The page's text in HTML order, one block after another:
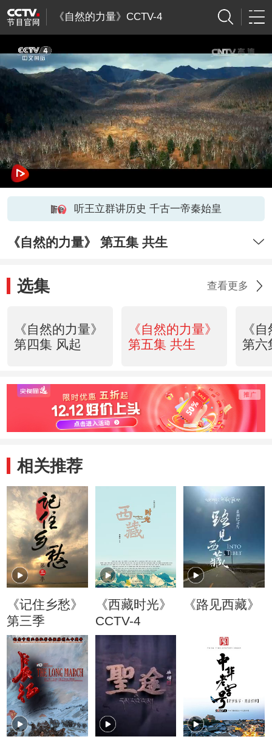
《自然的力量》CCTV-4
听王立群讲历史 千古一帝秦始皇
《自然的力量》 第五集 共生
选集 查看更多
《自然的力量》
第四集 风起
《自然的力量》
第五集 共生
《
第六
相关推荐
《记住乡愁》
第三季
《西藏时光》
CCTV-4
《路见西藏》